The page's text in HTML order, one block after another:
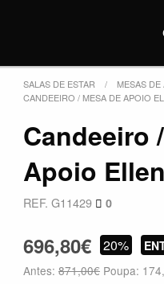
SALAS DE ESTAR
MESAS DE
CANDEEIRO / MESA DE APOIO
Candeeiro
Apoio
REF. G11429 0
696,80€ 20%
Antes: 871,00€ Poupa: